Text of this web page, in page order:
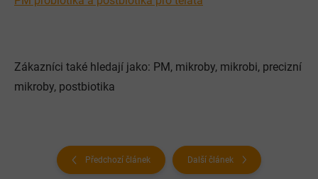
Zákazníci také hledají jako: PM, mikroby, mikrobi, precizní
mikroby, postbiotika
Předchozí článek Další článek